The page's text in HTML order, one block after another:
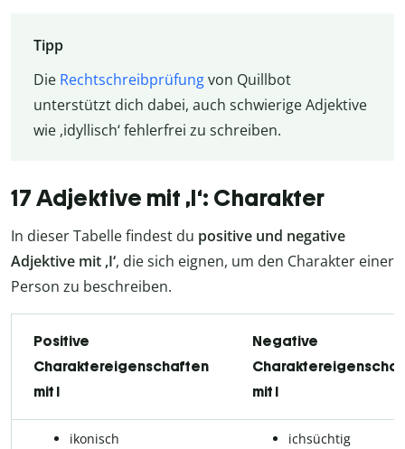
Tipp
Die Rechtschreibprüfungvon Quillbot
unterstützt dich dabei, auch schwierige Adjektive
wie ,idyllisch‘ fehlerfrei zu schreiben.
17 Adjektive mit ,I‘: Charakter
In dieser Tabelle findest du positive und negative
Adjektive mit ,I‘, die sich eignen, um den Charakter einer
Person zu beschreiben.
Positive
Charaktereigenschaften
mit I
Negative
mit I
ikonisch
ichsüchtig